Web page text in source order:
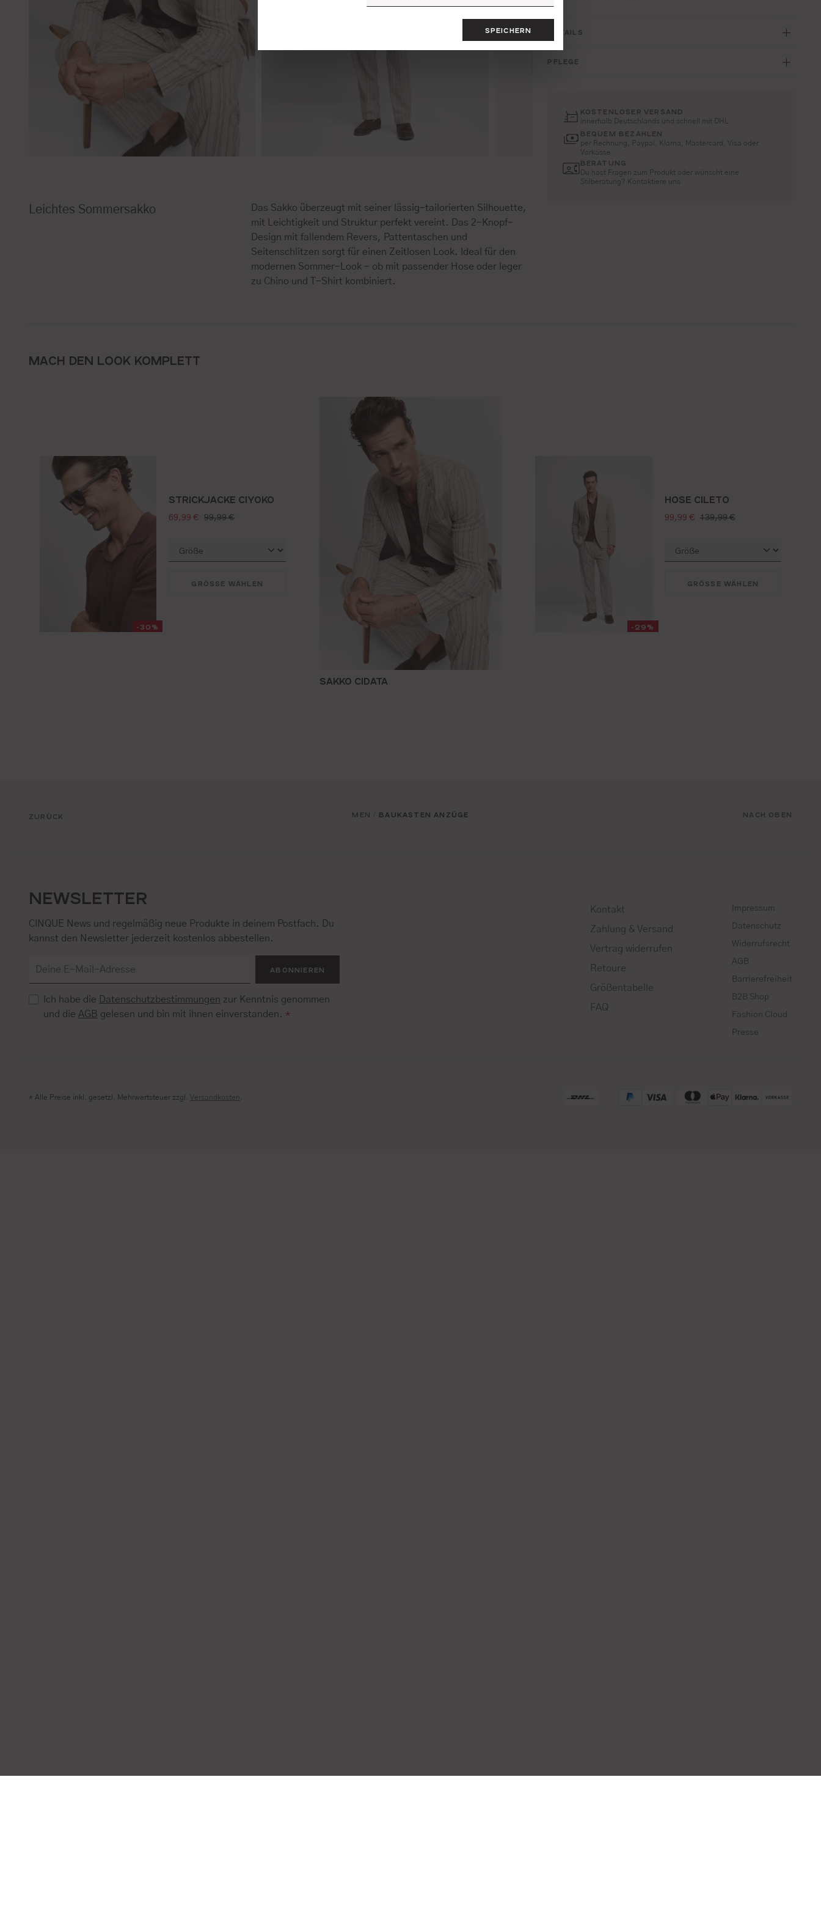
Leichtes Sommersakko
Das Sakko überzeugt mit seiner lässig-tailorierten Silhouette,
mit Leichtigkeit und Struktur perfekt vereint. Das 2-Knopf-
Design mit fallendem Revers, Pattentaschen und
Seitenschlitzen sorgt für einen Zeitlosen Look. Ideal für den
modernen Sommer-Look - ob mit passender Hose oder leger
zu Chino und T-Shirt kombiniert.
DETAILS
PFLEGE
KOSTENLOSER VERSAND
innerhalb Deutschlands und schnell mit DHL
BEQUEM BEZAHLEN
per Rechnung, Paypal, Klarna, Mastercard, Visa oder
Vorkasse
BERATUNG
Du hast Fragen zum Produkt oder wünscht eine
Stilberatung? Kontaktiere uns
MACH DEN LOOK KOMPLETT
SAKKO CIDATA
-30%
STRICKJACKE CIYOKO
verkaufspreis:
69,99 € regulärer preis:
99,99 €
GRÖSSE WÄHLEN
-29%
HOSE CILETO
verkaufspreis:
99,99 € regulärer preis:
139,99 €
GRÖSSE WÄHLEN
ZURÜCK MEN BAUKASTEN ANZÜGE NACH OBEN
NEWSLETTER
CINQUE News und regelmäßig neue Produkte in deinem Postfach. Du
kannst den Newsletter jederzeit kostenlos abbestellen.
ABONNIEREN
Ich habe die Datenschutzbestimmungen zur Kenntnis genommen
und die AGB gelesen und bin mit ihnen einverstanden. *
Kontakt
Zahlung & Versand
Vertrag widerrufen
Retoure
Größentabelle
FAQ
Impressum
Datenschutz
Widerrufsrecht
AGB
Barrierefreiheit
B2B Shop
Fashion Cloud
Presse
* Alle Preise inkl. gesetzl. Mehrwertsteuer zzgl.Versandkosten
SPEICHERN